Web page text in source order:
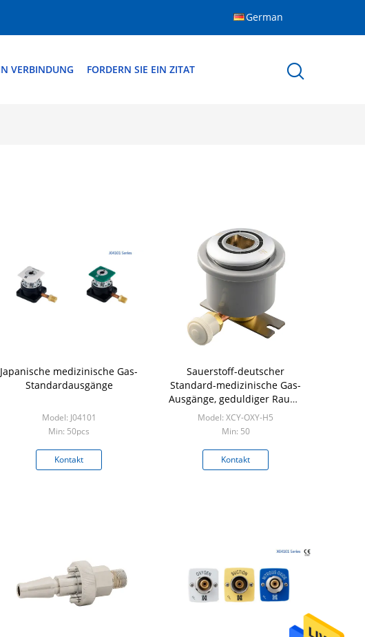
German
VERBINDUNG FORDERN SIE EIN ZITAT
Japanische medizinische Gas-
Standardausgänge
Model: J04101
Min: 50pcs
Kontakt
Sauerstoff-deutscher
Standard-medizinische Gas-
Ausgänge, geduldiger Raum-
Konsolen-Ausgang
Model: XCY-OXY-H5
Min: 50
Kontakt